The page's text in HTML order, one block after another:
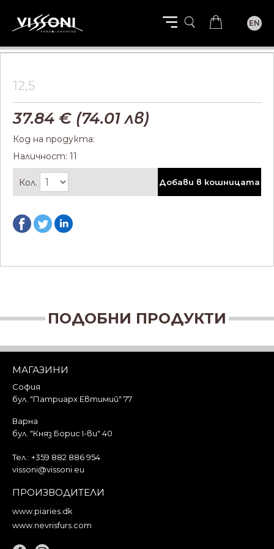
EN
12,5
37.84 € (74.01 лв)
Код на продукта:
Наличност: 11
Кол. Добави в кошницата
ПОДОБНИ ПРОДУКТИ
МАГАЗИНИ
София
бул. "Патриарх Евтимий" 77
Варна
бул. "Княз Борис I-ви" 40
Тел.: +359 882 886 954
vissoni@vissoni.eu
ПРОИЗВОДИТЕЛИ
www.piaries.dk
www.nevrisfurs.com